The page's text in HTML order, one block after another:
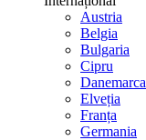
Austria
Belgia
Bulgaria
Cipru
Danemarca
Elveția
Franța
Germania